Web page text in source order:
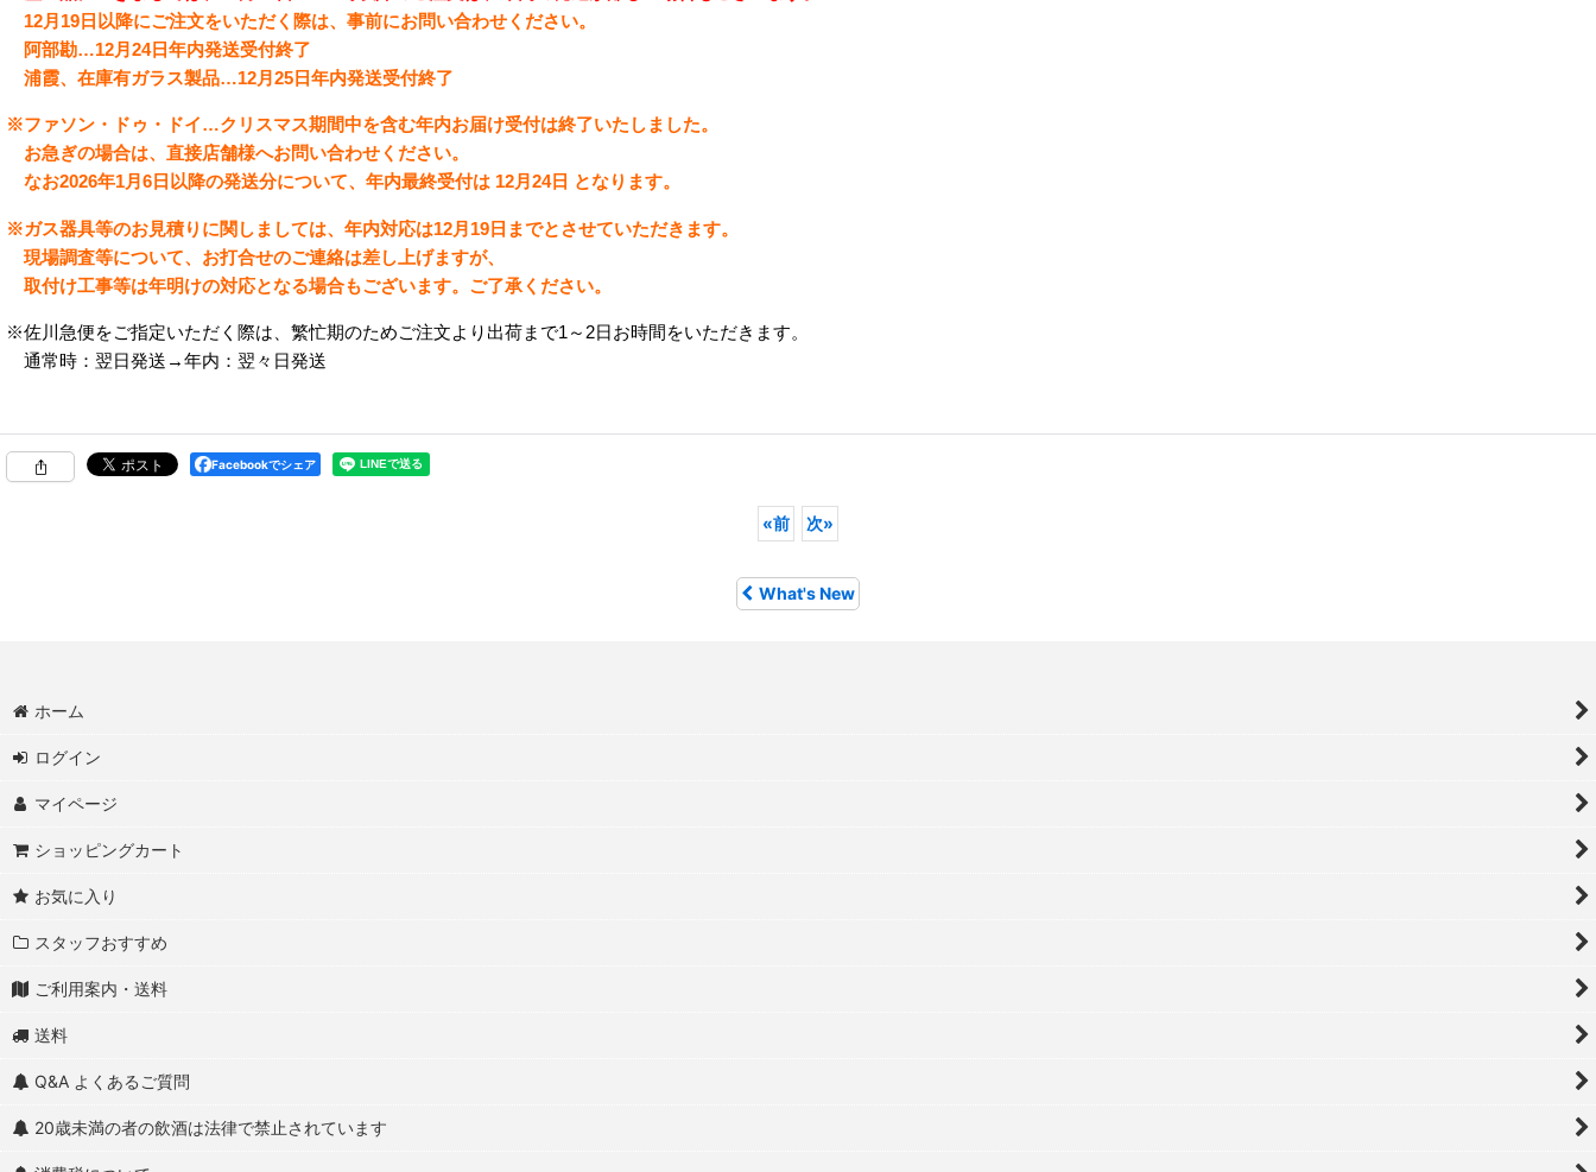
12月19日以降にご注文をいただく際は、事前にお問い合わせください。
阿部勘…12月24日年内発送受付終了
浦霞、在庫有ガラス製品…12月25日年内発送受付終了
※ファソン・ドゥ・ドイ…クリスマス期間中を含む年内お届け受付は終了いたしました。
お急ぎの場合は、直接店舗様へお問い合わせください。
なお2026年1月6日以降の発送分について、年内最終受付は 12月24日 となります。
※ガス器具等のお見積りに関しましては、年内対応は12月19日までとさせていただきます。
現場調査等について、お打合せのご連絡は差し上げますが、
取付け工事等は年明けの対応となる場合もございます。ご了承ください。
※佐川急便をご指定いただく際は、繁忙期のためご注文より出荷まで1～2日お時間をいただきます。
通常時：翌日発送→年内：翌々日発送
Facebookでシェア
«前 次»
What's New
ホーム
ログイン
マイページ
ショッピングカート
お気に入り
スタッフおすすめ
ご利用案内・送料
送料
Q&A よくあるご質問
20歳未満の者の飲酒は法律で禁止されています